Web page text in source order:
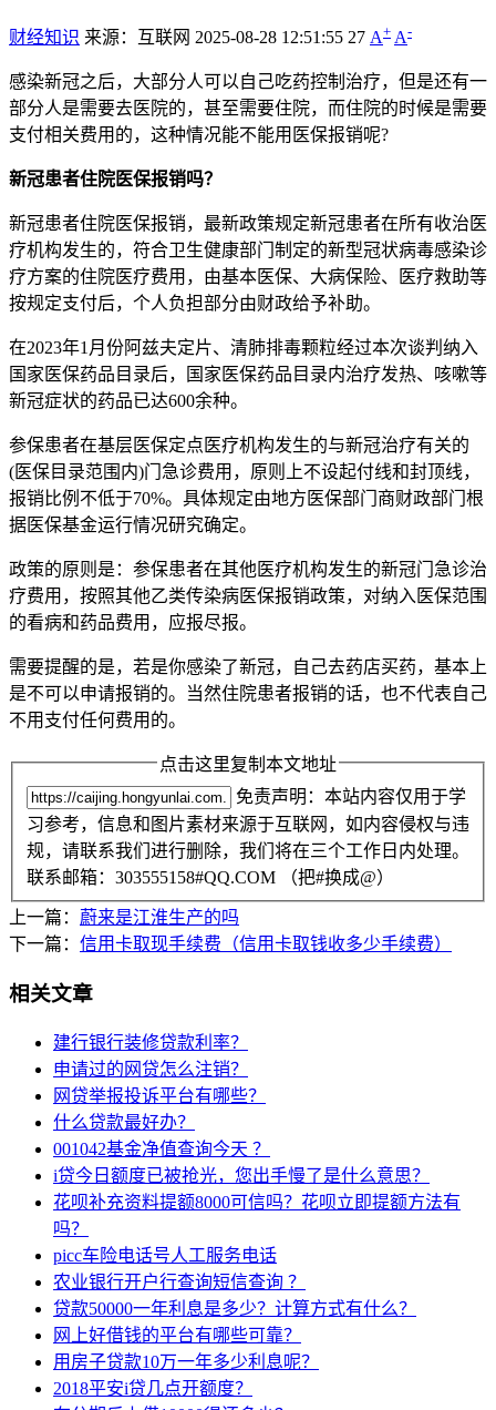
财经知识 来源：互联网 2025-08-28 12:51:55 27 A+ A-
感染新冠之后，大部分人可以自己吃药控制治疗，但是还有一
部分人是需要去医院的，甚至需要住院，而住院的时候是需要
支付相关费用的，这种情况能不能用医保报销呢?
新冠患者住院医保报销吗？
新冠患者住院医保报销，最新政策规定新冠患者在所有收治医
疗机构发生的，符合卫生健康部门制定的新型冠状病毒感染诊
疗方案的住院医疗费用，由基本医保、大病保险、医疗救助等
按规定支付后，个人负担部分由财政给予补助。
在2023年1月份阿兹夫定片、清肺排毒颗粒经过本次谈判纳入
国家医保药品目录后，国家医保药品目录内治疗发热、咳嗽等
新冠症状的药品已达600余种。
参保患者在基层医保定点医疗机构发生的与新冠治疗有关的
(医保目录范围内)门急诊费用，原则上不设起付线和封顶线，
报销比例不低于70%。具体规定由地方医保部门商财政部门根
据医保基金运行情况研究确定。
政策的原则是：参保患者在其他医疗机构发生的新冠门急诊治
疗费用，按照其他乙类传染病医保报销政策，对纳入医保范围
的看病和药品费用，应报尽报。
需要提醒的是，若是你感染了新冠，自己去药店买药，基本上
是不可以申请报销的。当然住院患者报销的话，也不代表自己
不用支付任何费用的。
点击这里复制本文地址
免责声明：本站内容仅用于学
习参考，信息和图片素材来源于互联网，如内容侵权与违
规，请联系我们进行删除，我们将在三个工作日内处理。
联系邮箱：303555158#QQ.COM （把#换成@）
上一篇： 蔚来是江淮生产的吗
下一篇： 信用卡取现手续费（信用卡取钱收多少手续费）
相关文章
建行银行装修贷款利率？
申请过的网贷怎么注销？
网贷举报投诉平台有哪些？
什么贷款最好办？
001042基金净值查询今天 ？
i贷今日额度已被抢光，您出手慢了是什么意思？
花呗补充资料提额8000可信吗？花呗立即提额方法有
吗？
picc车险电话号人工服务电话
农业银行开户行查询短信查询 ？
贷款50000一年利息是多少？计算方式有什么？
网上好借钱的平台有哪些可靠？
用房子贷款10万一年多少利息呢？
2018平安i贷几点开额度？